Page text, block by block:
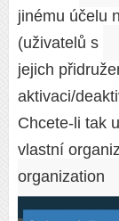
jinému účelu
(uživatelů s
jejich
aktivaci/
Chcete-li tak
vlastní
organization